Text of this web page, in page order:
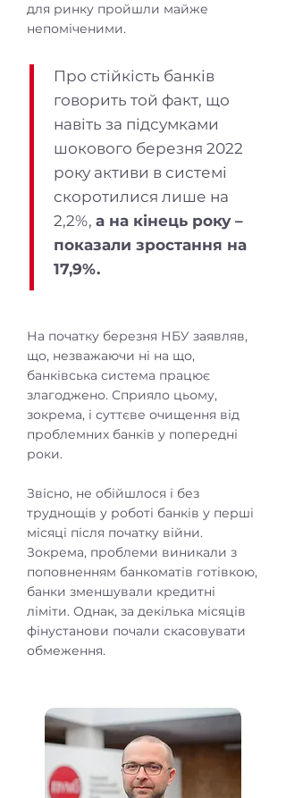
для ринку пройшли майже
непоміченими.
Про стійкість банків
говорить той факт, що
навіть за підсумками
шокового березня 2022
року активи в системі
скоротилися лише на
2,2%, а на кінець року –
показали зростання на
17,9%.
На початку березня НБУ заявляв,
що, незважаючи ні на що,
банківська система працює
злагоджено. Сприяло цьому,
зокрема, і суттєве очищення від
проблемних банків у попередні
роки.
Звісно, не обійшлося і без
труднощів у роботі банків у перші
місяці після початку війни.
Зокрема, проблеми виникали з
поповненням банкоматів готівкою,
банки зменшували кредитні
ліміти. Однак, за декілька місяців
фінустанови почали скасовувати
обмеження.